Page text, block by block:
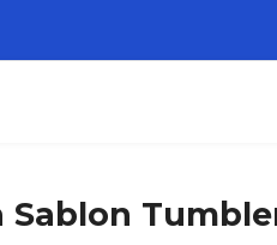
Sablon